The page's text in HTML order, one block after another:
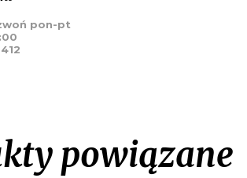
pon-pt
powiązane